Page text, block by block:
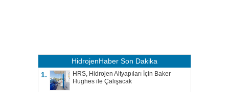
HidrojenHaber Son Dakika
1.
HRS, Hidrojen Altyapıları İçin Baker
Hughes ile Çalışacak